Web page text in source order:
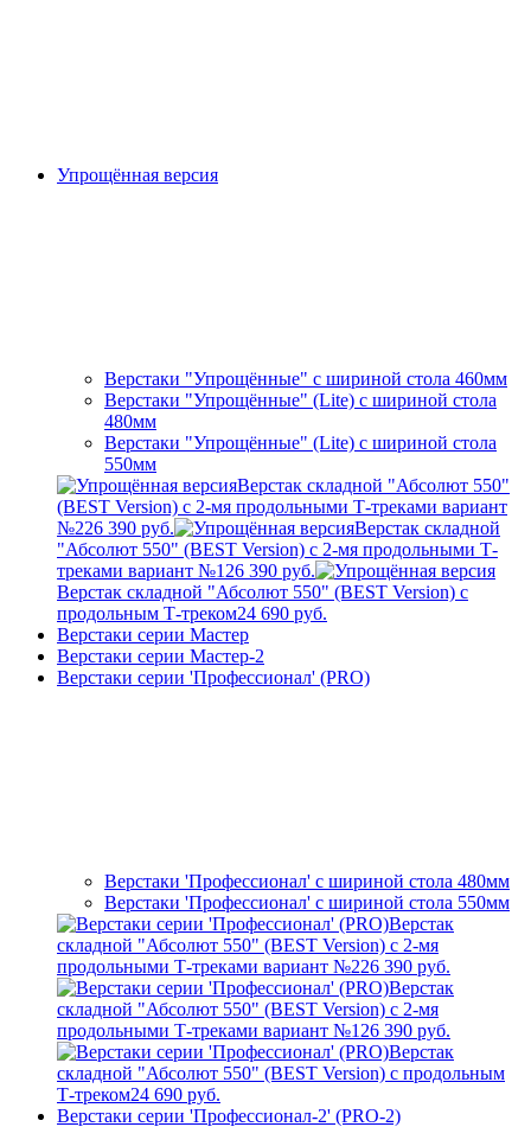
Упрощённая версия
Верстаки "Упрощённые" с шириной стола 460мм
Верстаки "Упрощённые" (Lite) с шириной стола
480мм
Верстаки "Упрощённые" (Lite) с шириной стола
550мм
Верстак складной "Абсолют 550"
(BEST Version) с 2-мя продольными Т-треками вариант
№226 390 руб.
Верстак складной
"Абсолют 550" (BEST Version) с 2-мя продольными Т-
треками вариант №1 26 390 руб.
Верстак складной "Абсолют 550" (BEST Version) с
продольным Т-треком24 690 руб.
Верстаки серии Мастер
Верстаки серии Мастер-2
Верстаки серии 'Профессионал' (PRO)
Верстаки 'Профессионал' с шириной стола 480мм
Верстаки 'Профессионал' с шириной стола 550мм
Верстак
складной "Абсолют 550" (BEST Version) с 2-мя
продольными Т-треками вариант №226 390 руб.
Верстак
складной "Абсолют 550" (BEST Version) с 2-мя
продольными Т-треками вариант №1 26 390 руб.
Верстак
складной "Абсолют 550" (BEST Version) с продольным
Т-треком24 690 руб.
Верстаки серии 'Профессионал-2' (PRO-2)